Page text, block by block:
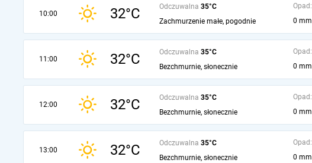
10:00 32°C Odczuwalna 35°C
Zachmurzenie małe, pogodnie
Opad:
0 mm
11:00 32°C Odczuwalna 35°C
Bezchmurnie, słonecznie
Opad:
0 mm
12:00 32°C Odczuwalna 35°C
Bezchmurnie, słonecznie
Opad:
0 mm
13:00 32°C Odczuwalna 35°C
Bezchmurnie, słonecznie
Opad:
0 mm